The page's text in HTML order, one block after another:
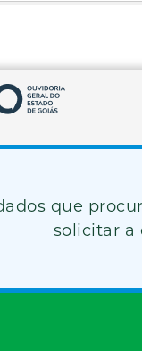
que
solicitar a